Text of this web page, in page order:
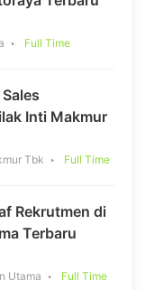
Full Time
Inti Makmur
Tbk Full Time
Rekrutmen di
Terbaru
Utama Full Time